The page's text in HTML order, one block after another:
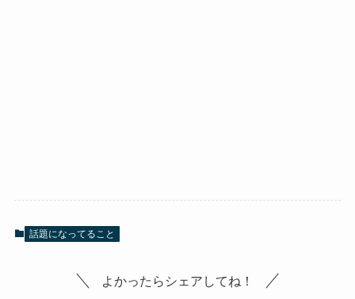
話題になってること
よかったらシェアしてね！